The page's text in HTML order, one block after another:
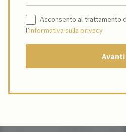
Acconsento al trattamento
l’informativa sulla privacy